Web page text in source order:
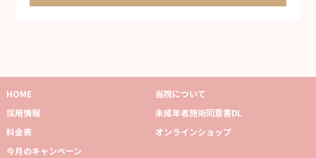
HOME
当院について
採用情報
未成年者施術同意書DL
料金表
オンラインショップ
今月のキャンペーン